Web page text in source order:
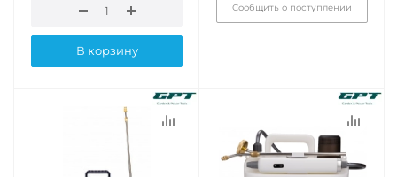
В корзину
Сообщить о поступлении